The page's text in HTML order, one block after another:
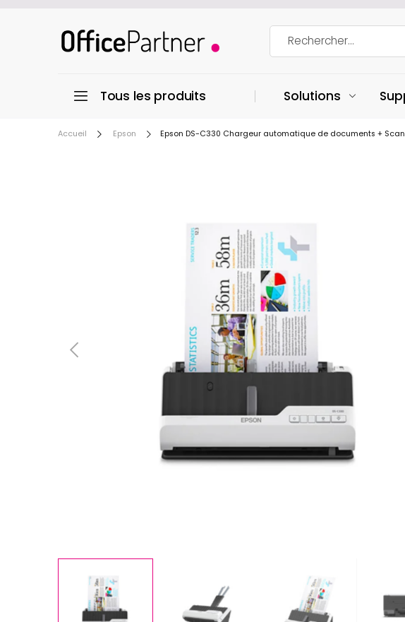
Tous les produits Solutions
Accueil Epson Epson DS-C330 Chargeur automatique de documents +